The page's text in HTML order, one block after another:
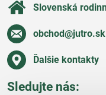
Slovenská
obchod​@jutro​.sk
Ďalšie kontakty
Sledujte nás: